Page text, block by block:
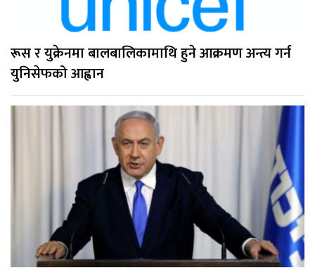
रूस र युक्रेनमा बालबालिकामाथि हुने आक्रमण अन्त्य गर्न
युनिसेफको आह्वान